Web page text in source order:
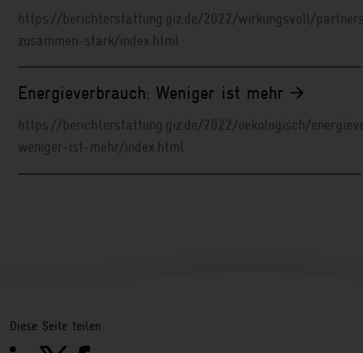
https://berichterstattung.giz.de/2022/wirkungsvoll/
zusammen-stark/index.html
Energieverbrauch: Weniger ist mehr
https://berichterstattung.giz.de/2022/oekologisch/
weniger-ist-mehr/index.html
Diese Seite teilen